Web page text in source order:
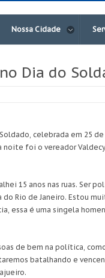
Nossa Cidade
Dia do
celebrada em 25
foi o vereador
15 anos nas ruas. Ser
Rio de Janeiro. Estou
essa é uma singela
de bem na política,
batalhando e